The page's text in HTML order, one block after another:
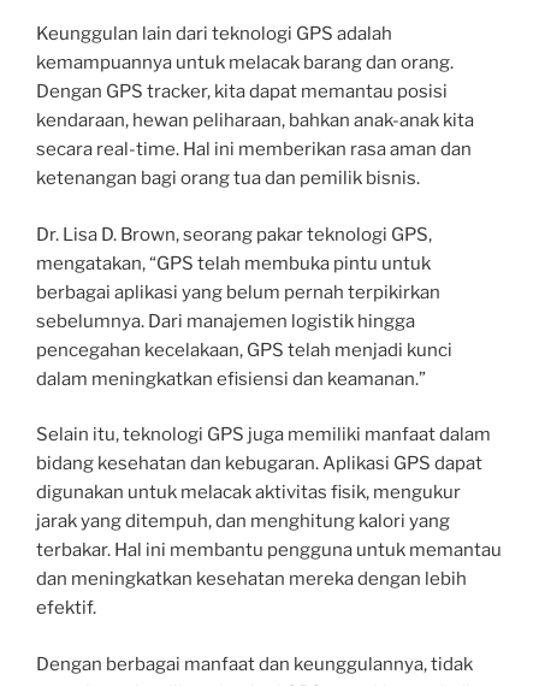
Keunggulan lain dari teknologi GPS adalah
kemampuannya untuk melacak barang dan orang.
Dengan GPS tracker, kita dapat memantau posisi
kendaraan, hewan peliharaan, bahkan anak-anak kita
secara real-time. Hal ini memberikan rasa aman dan
ketenangan bagi orang tua dan pemilik bisnis.
Dr. Lisa D. Brown, seorang pakar teknologi GPS,
mengatakan, “GPS telah membuka pintu untuk
berbagai aplikasi yang belum pernah terpikirkan
sebelumnya. Dari manajemen logistik hingga
pencegahan kecelakaan, GPS telah menjadi kunci
dalam meningkatkan efisiensi dan keamanan.”
Selain itu, teknologi GPS juga memiliki manfaat dalam
bidang kesehatan dan kebugaran. Aplikasi GPS dapat
digunakan untuk melacak aktivitas fisik, mengukur
jarak yang ditempuh, dan menghitung kalori yang
terbakar. Hal ini membantu pengguna untuk memantau
dan meningkatkan kesehatan mereka dengan lebih
efektif.
Dengan berbagai manfaat dan keunggulannya, tidak